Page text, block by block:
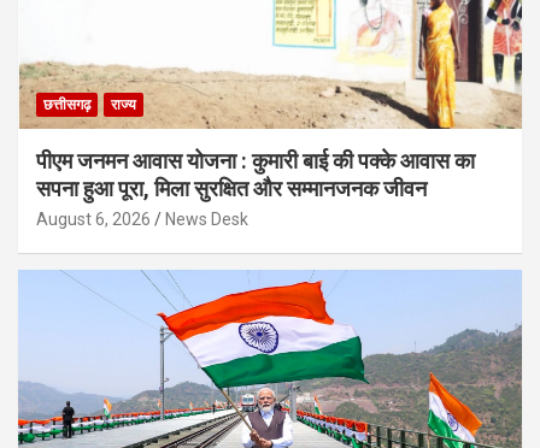
छत्तीसगढ़ राज्य
पीएम जनमन आवास योजना : कुमारी बाई की पक्के आवास का
सपना हुआ पूरा, मिला सुरक्षित और सम्मानजनक जीवन
August 6, 2026 News Desk